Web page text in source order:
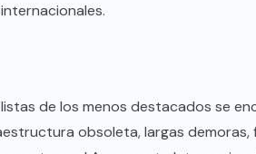
de los menos destacados se
obsoleta, largas demoras,